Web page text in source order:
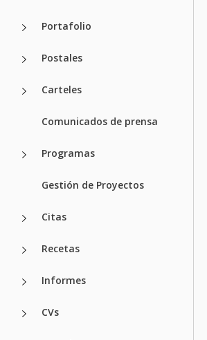
Portafolio
Postales
Carteles
Comunicados de prensa
Programas
Gestión de Proyectos
Citas
Recetas
Informes
CVs